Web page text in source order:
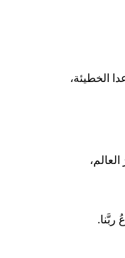
الخطيئة،
ربَّنا.